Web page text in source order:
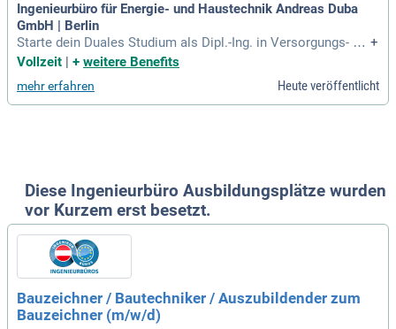
Ingenieurbüro für Energie- und Haustechnik Andreas Duba
GmbH | Berlin
Starte dein Duales Studium als Dipl.-Ing. in Versorgungs- un
d Umwelttechnik (m/w/d) im Jahr 2027! Begeisterst du dich
m Computer? Bei uns planst du innovative Wohn- und Gesch
äftshäuser und erhältst Einblicke in vielfältige Projekte. Mo
ese Chance, um praxisorientiert zu lernen und deine Karriere
in der Ingenieurtechnik voranzutreiben!
+
Vollzeit | + weitere Benefits
mehr erfahren Heute veröffentlicht
Diese Ingenieurbüro Ausbildungsplätze wurden
vor Kurzem erst besetzt.
Bauzeichner / Bautechniker / Auszubildender zum
Bauzeichner (m/w/d)